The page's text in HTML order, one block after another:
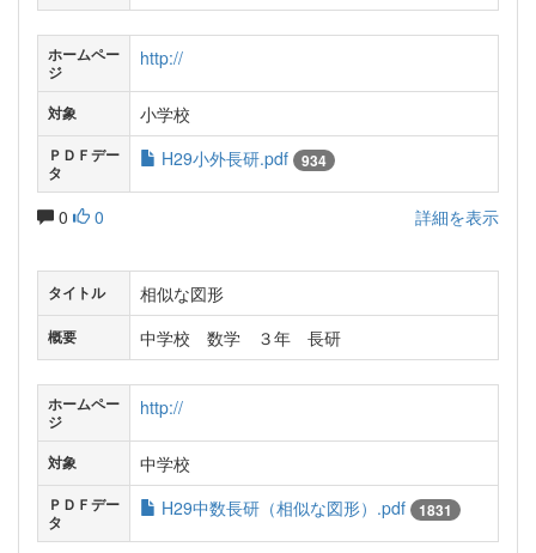
ホームペー
ジ
http://
対象 小学校
ＰＤＦデー
タ
H29小外長研.pdf 934
0 0 詳細を表示
タイトル 相似な図形
概要 中学校 数学 ３年 長研
ホームペー
ジ
http://
対象 中学校
ＰＤＦデー
タ
H29中数長研（相似な図形）.pdf 1831